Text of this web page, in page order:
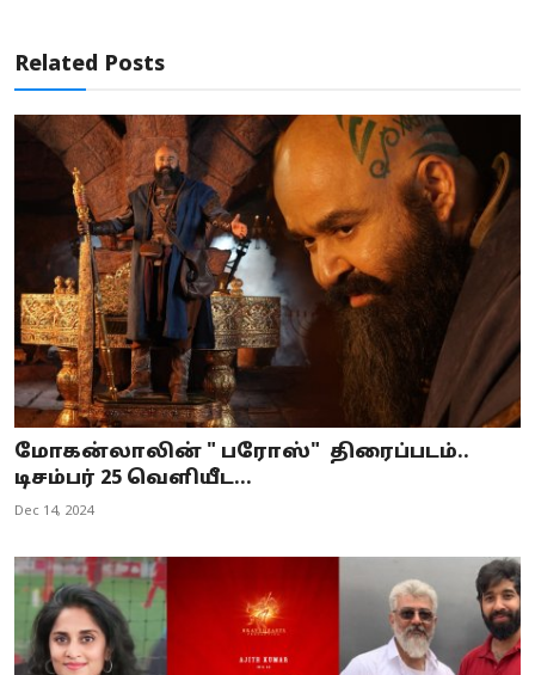
Related Posts
மோகன்லாலின் " பரோஸ்" திரைப்படம்..
டிசம்பர் 25 வெளியீட...
Dec 14, 2024